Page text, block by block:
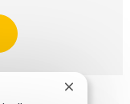
Fechar